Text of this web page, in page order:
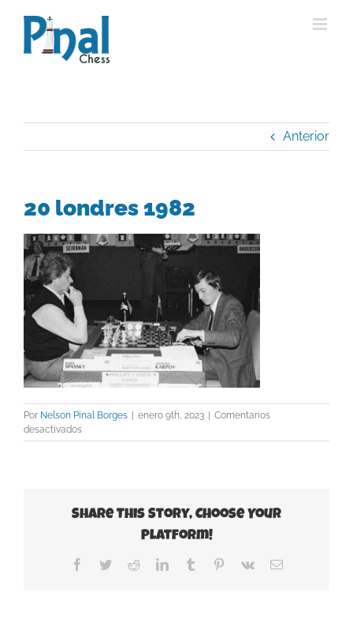
contenido
Anterior
20 londres 1982
Por Nelson Pinal Borges | enero 9th, 2023 | Comentarios
desactivadosen
20
Share This Story, Choose Your
Platform!
Facebook
TwitterRedditLinkedInTumblr Pinterest
Vk
Correo